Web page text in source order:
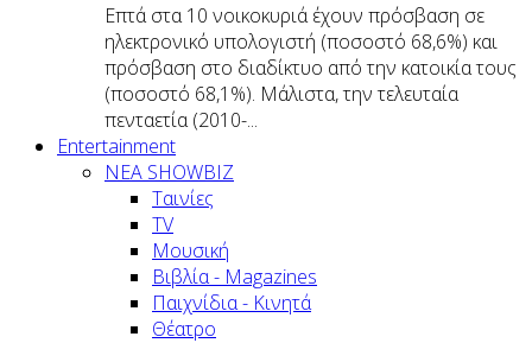
Επτά στα 10 νοικοκυριά έχουν πρόσβαση σε
ηλεκτρονικό υπολογιστή (ποσοστό 68,6%) και
πρόσβαση στο διαδίκτυο από την κατοικία τους
(ποσοστό 68,1%). Μάλιστα, την τελευταία
πενταετία (2010-...
Entertainment
ΝΕΑ SHOWBIZ
Ταινίες
TV
Μουσική
Βιβλία - Magazines
Παιχνίδια - Κινητά
Θέατρο